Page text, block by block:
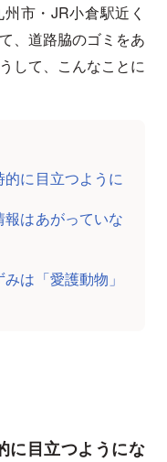
市・JR小倉駅近く
、道路脇のゴミをあ
して、こんなことに
に目立つように
はあがっていな
は「愛護動物」
に目立つようにな